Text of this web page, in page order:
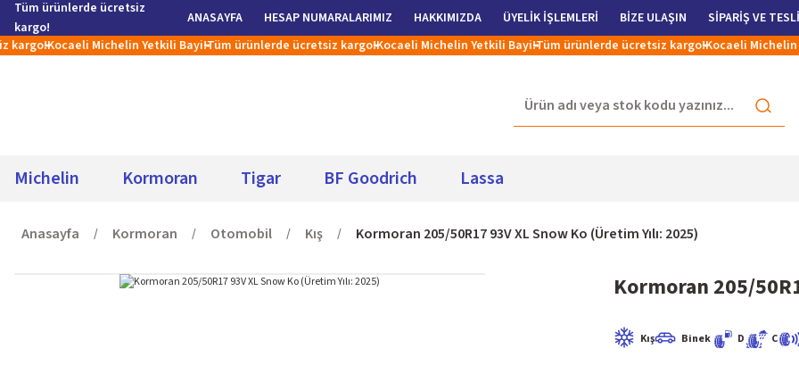
Tüm ürünlerde ücretsiz
kargo!
ANASAYFA HESAP NUMARALARIMIZ HAKKIMIZDA ÜYELİK İŞLEMLERİ BİZE ULAŞIN SİPARİŞ VE
Kocaeli Michelin Yetkili Bayi!Tüm ürünlerde ücretsiz kargo!Kocaeli Michelin Yetkili Bayi!Tüm ürünlerde ücretsiz kargo!Kocaeli Michelin
Michelin Kormoran Tigar BF Goodrich Lassa
Anasayfa Kormoran Otomobil Kış Kormoran 205/50R17 93V XL Snow Ko (Üretim Yılı: 2025)
Kormoran 205/
Kış Binek D C